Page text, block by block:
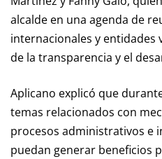
alcalde en una agenda de
internacionales y entidades
de la transparencia y el
Aplicano explicó que
temas relacionados con
procesos administrativos e
puedan generar beneficios